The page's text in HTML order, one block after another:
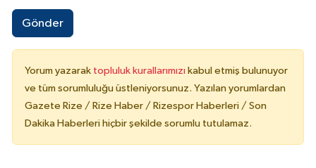
Gönder
Yorum yazarak topluluk kurallarımızı kabul etmiş bulunuyor
ve tüm sorumluluğu üstleniyorsunuz. Yazılan yorumlardan
Gazete Rize / Rize Haber / Rizespor Haberleri / Son
Dakika Haberleri hiçbir şekilde sorumlu tutulamaz.